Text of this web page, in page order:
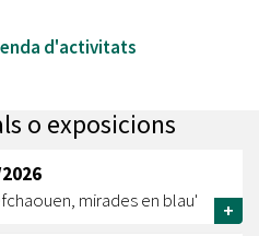
d'activitats
o exposicions
mirades en blau'
+